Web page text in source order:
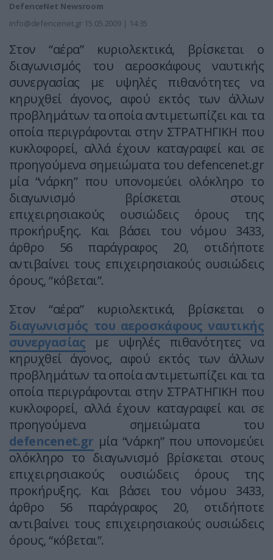
DefenceNet Newsroom
info@defencenet.gr 15.05.2009 | 14:35
Στον “αέρα” κυριολεκτικά, βρίσκεται ο
διαγωνισμός του αεροσκάφους ναυτικής
συνεργασίας με υψηλές πιθανότητες να
κηρυχθεί άγονος, αφού εκτός των άλλων
προβλημάτων τα οποία αντιμετωπίζει και τα
οποία περιγράφονται στην ΣΤΡΑΤΗΓΙΚΗ που
κυκλοφορεί, αλλά έχουν καταγραφεί και σε
προηγούμενα σημειώματα του defencenet.gr
μία “νάρκη” που υπονομεύει ολόκληρο το
διαγωνισμό βρίσκεται στους
επιχειρησιακούς ουσιώδεις όρους της
προκήρυξης. Kαι βάσει του νόμου 3433,
άρθρο 56 παράγραφος 20, οτιδήποτε
αντιβαίνει τους επιχειρησιακούς ουσιώδεις
όρους, “κόβεται”.
Στον “αέρα” κυριολεκτικά, βρίσκεται ο
διαγωνισμός του αεροσκάφους ναυτικής
συνεργασίας με υψηλές πιθανότητες να
κηρυχθεί άγονος, αφού εκτός των άλλων
προβλημάτων τα οποία αντιμετωπίζει και τα
οποία περιγράφονται στην ΣΤΡΑΤΗΓΙΚΗ που
κυκλοφορεί, αλλά έχουν καταγραφεί και σε
προηγούμενα σημειώματα του
defencenet.gr μία “νάρκη” που υπονομεύει
ολόκληρο το διαγωνισμό βρίσκεται στους
επιχειρησιακούς ουσιώδεις όρους της
προκήρυξης. Kαι βάσει του νόμου 3433,
άρθρο 56 παράγραφος 20, οτιδήποτε
αντιβαίνει τους επιχειρησιακούς ουσιώδεις
όρους, “κόβεται”.